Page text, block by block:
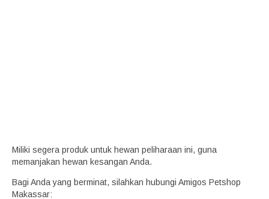
Miliki segera produk untuk hewan peliharaan ini, guna
memanjakan hewan kesangan Anda.
Bagi Anda yang berminat, silahkan hubungi Amigos Petshop
Makassar: